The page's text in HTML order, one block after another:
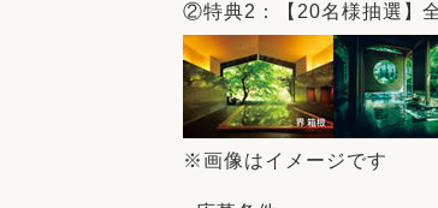
②特典2：【20名様抽選】
※画像はイメージです